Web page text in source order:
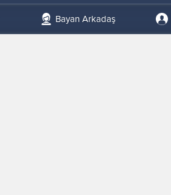
Bayan Arkadaş